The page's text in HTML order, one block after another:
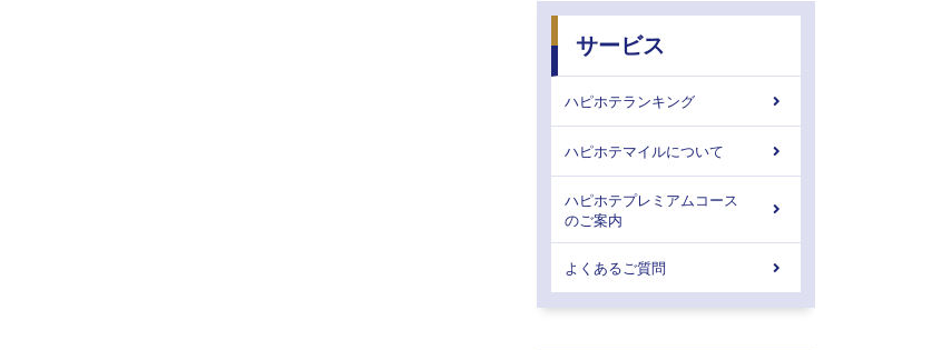
サービス
ハピホテランキング
ハピホテマイルについて
ハピホテプレミアムコース
のご案内
よくあるご質問